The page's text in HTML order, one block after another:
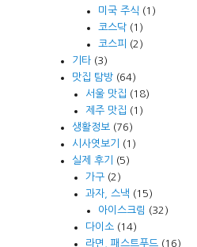
미국 주식 (1)
코스닥(1)
코스피
(2)
기타 (3)
맛집 탐방 (64)
서울 맛집 (18)
제주 맛집 (1)
생활정보 (76)
시사엿보기
(1)
실제 후기
(5)
가구(2)
과자, 스낵 (15)
아이스크림 (32)
다이소(14)
라면, 패스트푸드(16)